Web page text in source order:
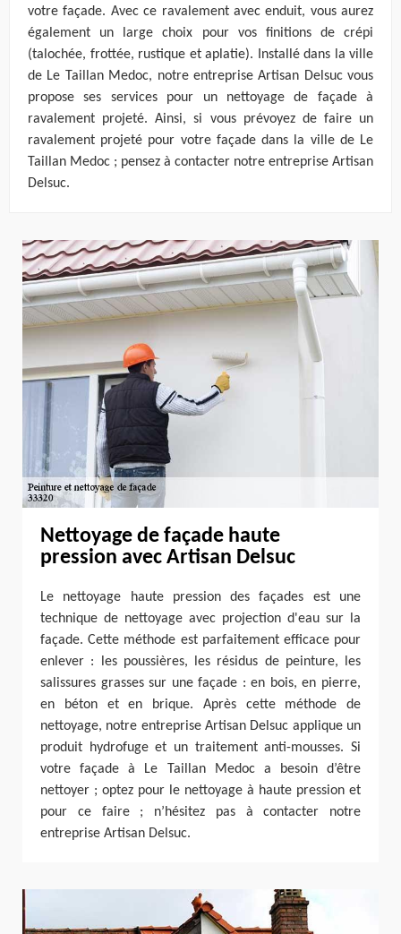
votre façade. Avec ce ravalement avec enduit, vous aurez
également un large choix pour vos finitions de crépi
(talochée, frottée, rustique et aplatie). Installé dans la ville
de Le Taillan Medoc, notre entreprise Artisan Delsuc vous
propose ses services pour un nettoyage de façade à
ravalement projeté. Ainsi, si vous prévoyez de faire un
ravalement projeté pour votre façade dans la ville de Le
Taillan Medoc ; pensez à contacter notre entreprise Artisan
Delsuc.
Nettoyage de façade haute
pression avec Artisan Delsuc
Le nettoyage haute pression des façades est une
technique de nettoyage avec projection d'eau sur la
façade. Cette méthode est parfaitement efficace pour
enlever : les poussières, les résidus de peinture, les
salissures grasses sur une façade : en bois, en pierre,
en béton et en brique. Après cette méthode de
nettoyage, notre entreprise Artisan Delsuc applique un
produit hydrofuge et un traitement anti-mousses. Si
votre façade à Le Taillan Medoc a besoin d’être
nettoyer ; optez pour le nettoyage à haute pression et
pour ce faire ; n’hésitez pas à contacter notre
entreprise Artisan Delsuc.